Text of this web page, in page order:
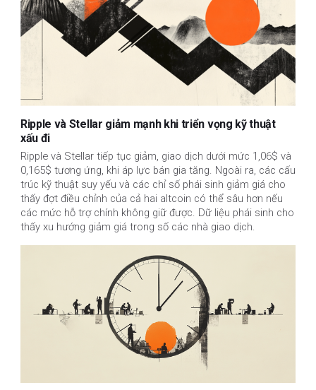
Ripple và Stellar giảm mạnh khi triển vọng kỹ thuật
xấu đi
Ripple và Stellar tiếp tục giảm, giao dịch dưới mức 1,06$ và
0,165$ tương ứng, khi áp lực bán gia tăng. Ngoài ra, các cấu
trúc kỹ thuật suy yếu và các chỉ số phái sinh giảm giá cho
thấy đợt điều chỉnh của cả hai altcoin có thể sâu hơn nếu
các mức hỗ trợ chính không giữ được. Dữ liệu phái sinh cho
thấy xu hướng giảm giá trong số các nhà giao dịch.